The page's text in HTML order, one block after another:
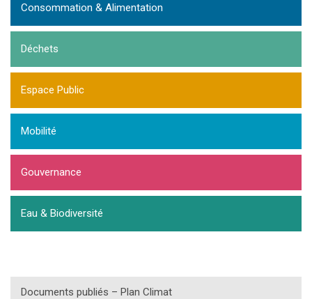
Consommation & Alimentation
Déchets
Espace Public
Mobilité
Gouvernance
Eau & Biodiversité
Documents publiés – Plan Climat